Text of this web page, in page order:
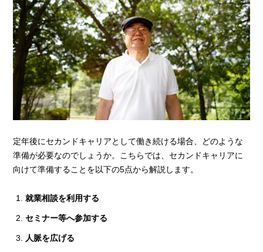
定年後にセカンドキャリアとして働き続ける場合、どのような
準備が必要なのでしょうか。こちらでは、セカンドキャリアに
向けて準備することを以下の5点から解説します。
就業相談を利用する
セミナー等へ参加する
人脈を広げる